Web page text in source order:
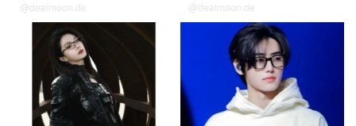
@dealmoon.de @dealmoon.de